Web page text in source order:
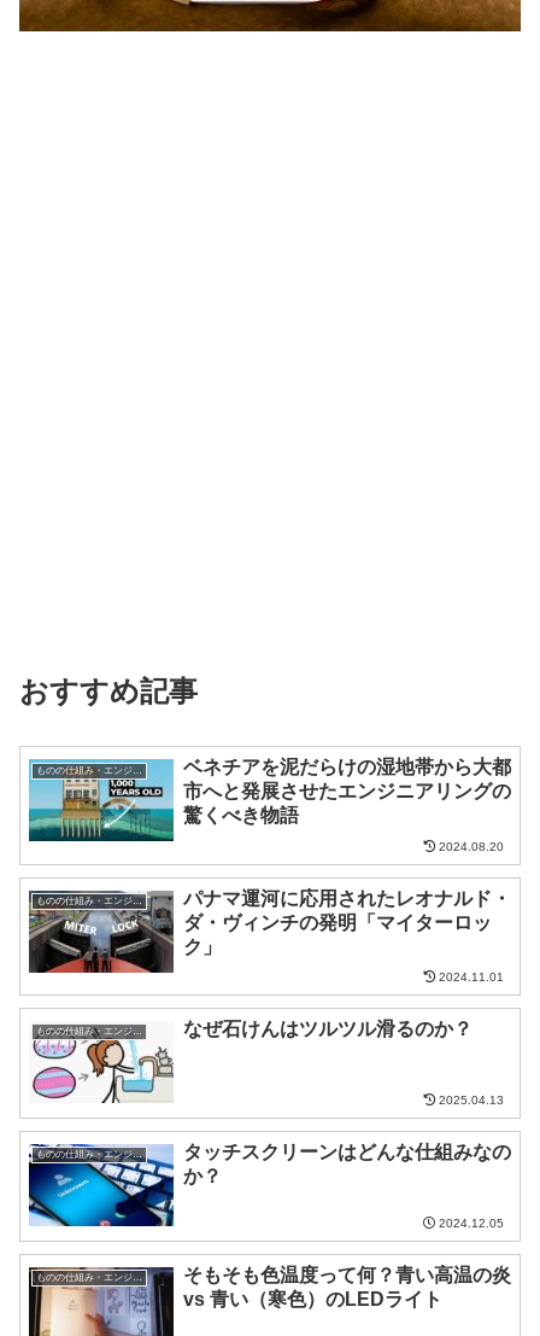
おすすめ記事
ベネチアを泥だらけの湿地帯から大都
市へと発展させたエンジニアリングの
驚くべき物語
2024.08.20
ものの仕組み・エンジニア
パナマ運河に応用されたレオナルド・
ダ・ヴィンチの発明「マイターロッ
ク」
2024.11.01
ものの仕組み・エンジニア なぜ石けんはツルツル滑るのか？
2025.04.13
ものの仕組み・エンジニア
タッチスクリーンはどんな仕組みなの
か？
2024.12.05
ものの仕組み・エンジニア
そもそも色温度って何？青い高温の炎
vs 青い（寒色）のLEDライト